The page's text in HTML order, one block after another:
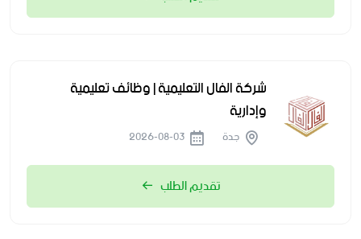
شركة الفال التعليمية | وظائف تعليمية
وإدارية
جدة
تقديم الطلب